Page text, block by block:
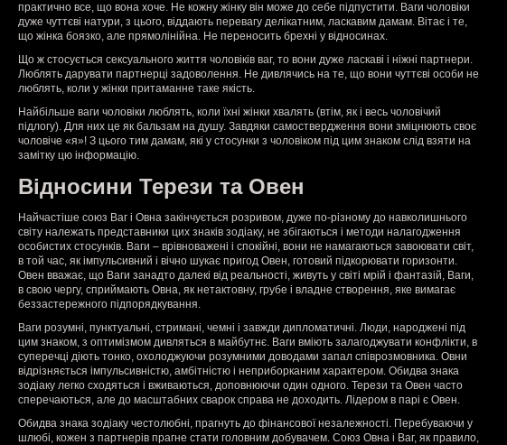
практично все, що вона хоче. Не кожну жінку він може до себе підпустити. Ваги чоловіки
дуже чуттєві натури, з цього, віддають перевагу делікатним, ласкавим дамам. Вітає і те,
що жінка боязко, але прямолінійна. Не переносить брехні у відносинах.
Що ж стосується сексуального життя чоловіків ваг, то вони дуже ласкаві і ніжні партнери.
Люблять дарувати партнерці задоволення. Не дивлячись на те, що вони чуттєві особи не
люблять, коли у жінки притаманне таке якість.
Найбільше ваги чоловіки люблять, коли їхні жінки хвалять (втім, як і весь чоловічий
підлогу). Для них це як бальзам на душу. Завдяки самоствердження вони зміцнюють своє
чоловіче «я»! З цього тим дамам, які у стосунки з чоловіком під цим знаком слід взяти на
замітку цю інформацію.
Відносини Терези та Овен
Найчастіше союз Ваг і Овна закінчується розривом, дуже по-різному до навколишнього
світу належать представники цих знаків зодіаку, не збігаються і методи налагодження
особистих стосунків. Ваги – врівноважені і спокійні, вони не намагаються завоювати світ,
в той час, як імпульсивний і вічно шукає пригод Овен, готовий підкорювати горизонти.
Овен вважає, що Ваги занадто далекі від реальності, живуть у світі мрій і фантазій, Ваги,
в свою чергу, сприймають Овна, як нетактовну, грубе і владне створення, яке вимагає
беззастережного підпорядкування.
Ваги розумні, пунктуальні, стримані, чемні і завжди дипломатичні. Люди, народжені під
цим знаком, з оптимізмом дивляться в майбутнє. Ваги вміють залагоджувати конфлікти, в
суперечці діють тонко, охолоджуючи розумними доводами запал співрозмовника. Овни
відрізняється імпульсивністю, амбітністю і неприборканим характером. Обидва знака
зодіаку легко сходяться і вживаються, доповнюючи один одного. Терези та Овен часто
сперечаються, але до масштабних сварок справа не доходить. Лідером в парі є Овен.
Обидва знака зодіаку честолюбні, прагнуть до фінансової незалежності. Перебуваючи у
шлюбі, кожен з партнерів прагне стати головним добувачем. Союз Овна і Ваг, як правило,